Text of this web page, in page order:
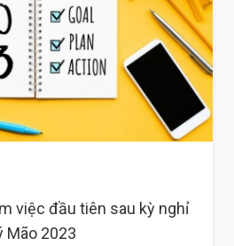
việc đầu tiên sau kỳ nghỉ
Mão 2023